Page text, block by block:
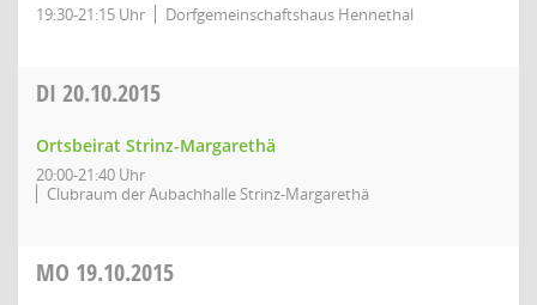
19:30-21:15 Uhr Dorfgemeinschaftshaus Hennethal
DI 20.10.2015
Ortsbeirat Strinz-Margarethä
20:00-21:40 Uhr
Clubraum der Aubachhalle Strinz-Margarethä
MO 19.10.2015